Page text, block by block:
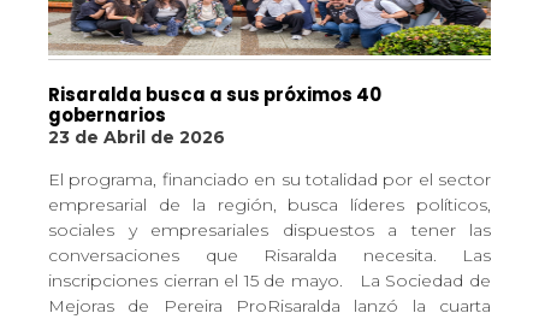
Risaralda busca a sus próximos 40
gobernarios
23 de Abril de 2026
El programa, financiado en su totalidad por el sector
empresarial de la región, busca líderes políticos,
sociales y empresariales dispuestos a tener las
conversaciones que Risaralda necesita. Las
inscripciones cierran el 15 de mayo. La Sociedad de
Mejoras de Pereira ProRisaralda lanzó la cuarta